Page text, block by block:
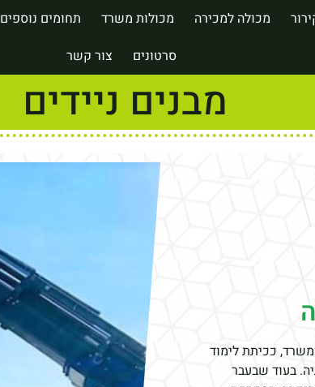
מכולה למכירה מכולות משרד תחומים נוספים
סרטונים
צור קשר
מבנים ניידים
ככיתת לימוד
בעוד שבעבר